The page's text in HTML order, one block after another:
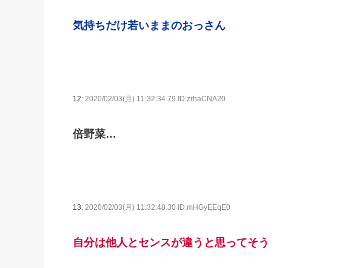
気持ちだけ若いままのおっさん
12: 2020/02/03(月) 11:32:34.79 ID:zrhaCNA20
倍野菜…
13: 2020/02/03(月) 11:32:48.30 ID:mHGyEEqE0
自分は他人とセンスが違うと思ってそう